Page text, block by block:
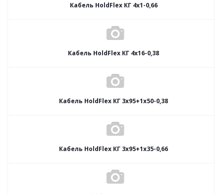
Кабель HoldFlex КГ 4x1-0,66
Кабель HoldFlex КГ 4x16-0,38
Кабель HoldFlex КГ 3x95+1x50-0,38
Кабель HoldFlex КГ 3x95+1x35-0,66